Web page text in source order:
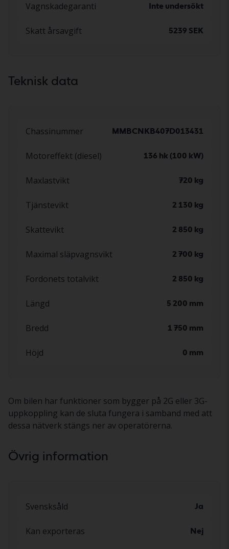
Vagnskadegaranti Inte undersökt
Skatt årsavgift 5239 SEK
Teknisk data
Chassinummer MMBCNKB407D013431
Motoreffekt (diesel) 136 hk (100 kW)
Maxlastvikt 720 kg
Tjänstevikt 2 130 kg
Skattevikt 2 850 kg
Maximal släpvagnsvikt 2 700 kg
Fordonets totalvikt 2 850 kg
Längd 5 200 mm
Bredd 1 750 mm
Höjd 0 mm
Om bilen har funktioner som bygger på 2G eller 3G-
uppkoppling kan de sluta fungera i samband med att
dessa nätverk stängs ner av operatörerna.
Övrig information
Svensksåld Ja
Kan exporteras Nej